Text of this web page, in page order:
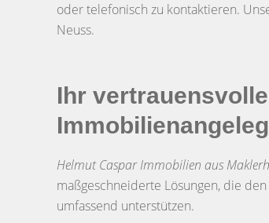
oder telefonisch zu kontaktieren.
Neuss.
Ihr
Helmut Caspar Immobilien aus
maßgeschneiderte Lösungen, die
umfassend unterstützen.